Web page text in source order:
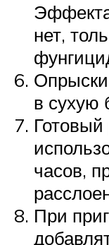
нет,
в сухую
часов,
При